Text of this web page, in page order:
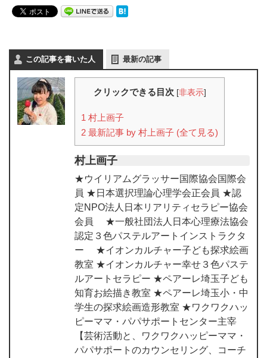
この記事を書いた人 最新の記事
クリックできる目次 [非表示]
1 村上画子
2 最新記事 by 村上画子 (全て見る)
村上画子
★ウイリアムグラッサー国際協会国際会
員 ★日本選択理論心理学会正会員 ★認
定NPO法人日本リアリティセラピー協会
会員 ★一般社団法人日本心理療法協会
認定３色パステルアートインストラクタ
ー ★イオンカルチャー子ども探求絵画
教室 ★イオンカルチャー幸せ３色パステ
ルアートセラピー ★ペアーレ埼玉子ども
知育お絵描き教室 ★ペアーレ埼玉小・中
学生の探求絵画造形教室 ★ワクワクハッ
ピーママ・パパサポートセンター主宰
【芸術活動と、ワクワクハッピーママ・
パパサポートのカウンセリング、コーチ